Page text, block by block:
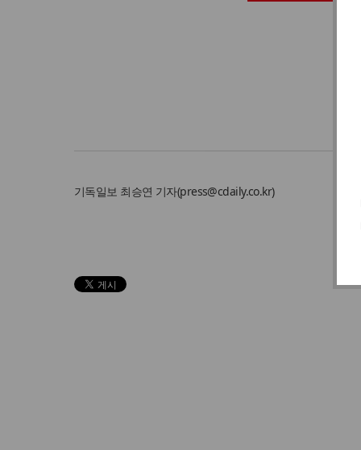
기독일보 최승연 기자(press@cdaily.co.kr)